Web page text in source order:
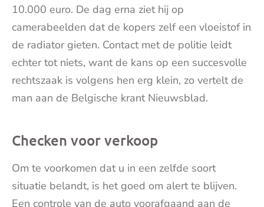
10.000 euro. De dag erna ziet hij op
camerabeelden dat de kopers zelf een vloeistof in
de radiator gieten. Contact met de politie leidt
echter tot niets, want de kans op een succesvolle
rechtszaak is volgens hen erg klein, zo vertelt de
man aan de Belgische krant Nieuwsblad.
Checken voor verkoop
Om te voorkomen dat u in een zelfde soort
situatie belandt, is het goed om alert te blijven.
Een controle van de auto voorafgaand aan de